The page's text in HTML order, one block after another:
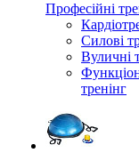
Професійні
Силові
Вуличні
тренінг